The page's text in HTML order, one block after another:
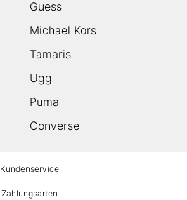
Guess
Michael Kors
Tamaris
Ugg
Puma
Converse
Kundenservice
Zahlungsarten